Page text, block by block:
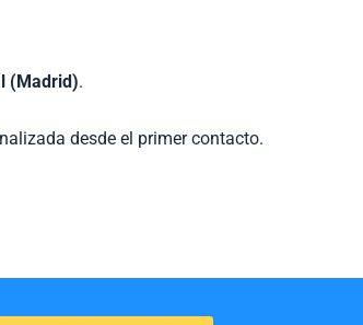
(Madrid).
desde el primer contacto.